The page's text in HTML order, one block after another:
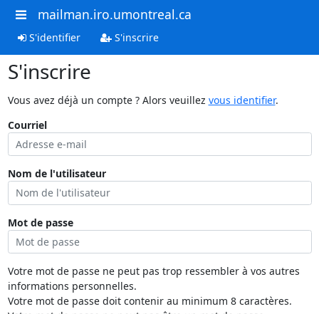
mailman.iro.umontreal.ca
S'identifier S'inscrire
S'inscrire
Vous avez déjà un compte ? Alors veuillez vous identifier.
Courriel
Nom de l'utilisateur
Mot de passe
Votre mot de passe ne peut pas trop ressembler à vos autres
informations personnelles.
Votre mot de passe doit contenir au minimum 8 caractères.